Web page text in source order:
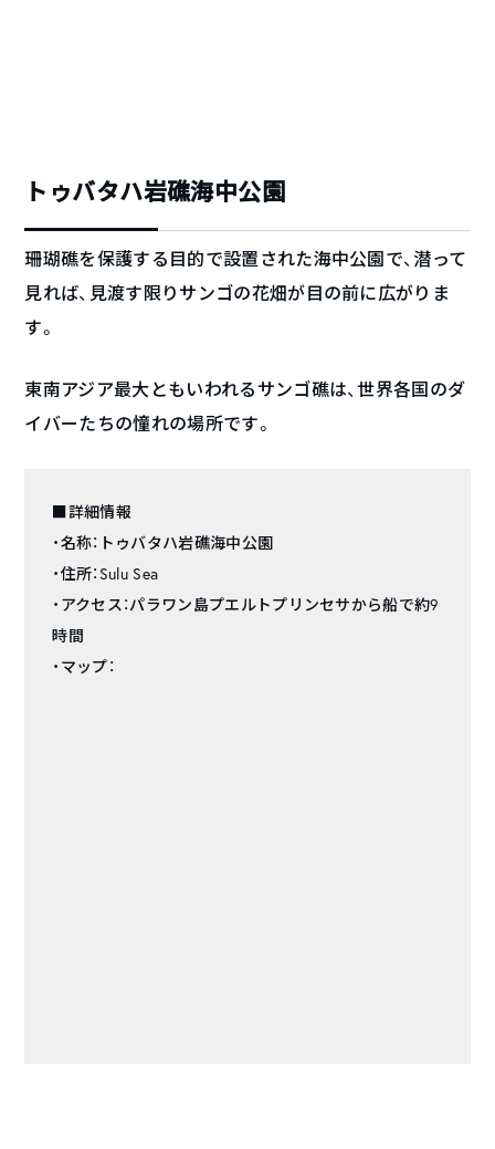
トゥバタハ岩礁海中公園
珊瑚礁を保護する目的で設置された海中公園で、潜って
見れば、見渡す限りサンゴの花畑が目の前に広がりま
す。
東南アジア最大ともいわれるサンゴ礁は、世界各国のダ
イバーたちの憧れの場所です。
■詳細情報
・名称：トゥバタハ岩礁海中公園
・住所：Sulu Sea
・アクセス：パラワン島プエルトプリンセサから船で約9
時間
・マップ：